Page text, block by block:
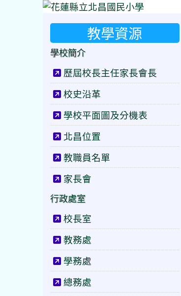
教學資源
學校簡介
歷屆校長主任家長會長
校史沿革
學校平面圖及分機表
北昌位置
教職員名單
家長會
行政處室
校長室
教務處
學務處
總務處